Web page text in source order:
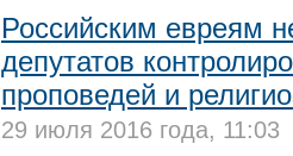
Российским евреям
депутатов
проповедей и
29 июля 2016 года, 11:03